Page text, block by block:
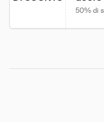
50% di